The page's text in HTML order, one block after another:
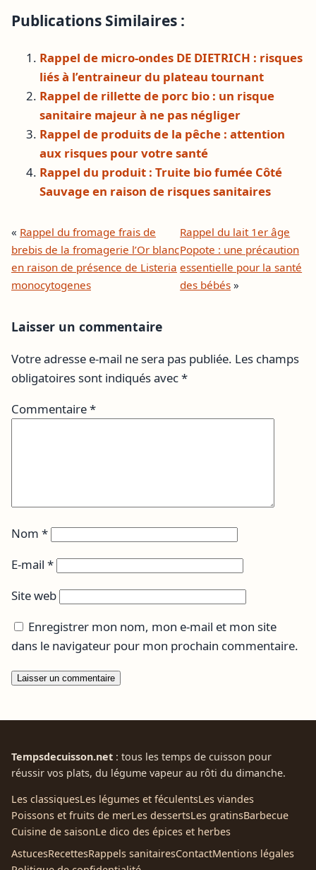
Publications Similaires :
Rappel de micro-ondes DE DIETRICH : risques
liés à l’entraineur du plateau tournant
Rappel de rillette de porc bio : un risque
sanitaire majeur à ne pas négliger
Rappel de produits de la pêche : attention
aux risques pour votre santé
Rappel du produit : Truite bio fumée Côté
Sauvage en raison de risques sanitaires
« Rappel du fromage frais de
brebis de la fromagerie l’Or blanc
en raison de présence de Listeria
monocytogenes
Rappel du lait 1er âge
Popote : une précaution
essentielle pour la santé
des bébés »
Laisser un commentaire
Votre adresse e-mail ne sera pas publiée. Les champs
obligatoires sont indiqués avec*
Commentaire*
Nom *
E-mail *
Site web
Enregistrer mon nom, mon e-mail et mon site
dans le navigateur pour mon prochain commentaire.
Tempsdecuisson.net : tous les temps de cuisson pour
réussir vos plats, du légume vapeur au rôti du dimanche.
Les classiquesLes légumes et féculentsLes viandes
Poissons et fruits de merLes dessertsLes gratinsBarbecue
Cuisine de saisonLe dico des épices et herbes
AstucesRecettesRappels sanitairesContactMentions légales